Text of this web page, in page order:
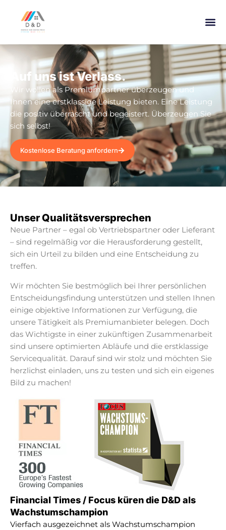
Auf uns ist Verlass.
Wir wollen als Premiumpartner überzeugen und
Ihnen eine erstklassige Leistung bieten. Eine Leistung
die positiv überrascht und begeistert. Überzeugen Sie
sich selbst!
Kostenlose Beratung anfordern
Unser Qualitätsversprechen
Neue Partner – egal ob Vertriebspartner oder Lieferant
– sind regelmäßig vor die Herausforderung gestellt,
sich ein Urteil zu bilden und eine Entscheidung zu
treffen.
Wir möchten Sie bestmöglich bei Ihrer persönlichen
Entscheidungsfindung unterstützen und stellen Ihnen
einige objektive Informationen zur Verfügung, die
unsere Tätigkeit als Premiumanbieter belegen. Doch
das Wichtigste in einer zukünftigen Zusammenarbeit
sind unsere optimierten Abläufe und die erstklassige
Servicequalität. Darauf sind wir stolz und möchten Sie
herzlichst einladen, uns zu testen und sich ein eigenes
Bild zu machen!
Financial Times / Focus küren die D&D als
Wachstumschampion
Vierfach ausgezeichnet als Wachstumschampion